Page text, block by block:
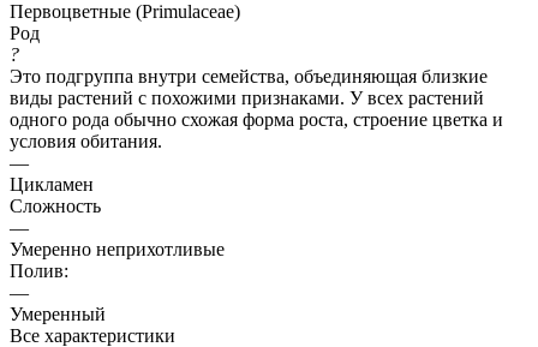
Первоцветные (Primulаceae)
Род
?
Это подгруппа внутри семейства, объединяющая близкие
виды растений с похожими признаками. У всех растений
одного рода обычно схожая форма роста, строение цветка и
условия обитания.
—
Цикламен
Сложность
—
Умеренно неприхотливые
Полив:
—
Умеренный
Все характеристики